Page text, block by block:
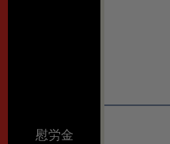
慰労金